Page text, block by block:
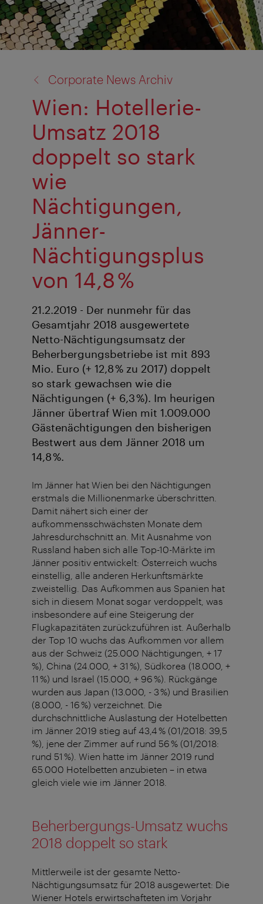
Corporate News Archiv
Wien: Hotellerie-
Umsatz 2018
doppelt so stark
wie
Nächtigungen,
Jänner-
Nächtigungsplus
von 14,8 %
21.2.2019 - Der nunmehr für das
Gesamtjahr 2018 ausgewertete
Netto-Nächtigungsumsatz der
Beherbergungsbetriebe ist mit 893
Mio. Euro (+ 12,8 % zu 2017) doppelt
so stark gewachsen wie die
Nächtigungen (+ 6,3 %). Im heurigen
Jänner übertraf Wien mit 1.009.000
Gästenächtigungen den bisherigen
Bestwert aus dem Jänner 2018 um
14,8 %.
Im Jänner hat Wien bei den Nächtigungen
erstmals die Millionenmarke überschritten.
Damit nähert sich einer der
aufkommensschwächsten Monate dem
Jahresdurchschnitt an. Mit Ausnahme von
Russland haben sich alle Top-10-Märkte im
Jänner positiv entwickelt: Österreich wuchs
einstellig, alle anderen Herkunftsmärkte
zweistellig. Das Aufkommen aus Spanien hat
sich in diesem Monat sogar verdoppelt, was
insbesondere auf eine Steigerung der
Flugkapazitäten zurückzuführen ist. Außerhalb
der Top 10 wuchs das Aufkommen vor allem
aus der Schweiz (25.000 Nächtigungen, + 17
%), China (24.000, + 31 %), Südkorea (18.000, +
11 %) und Israel (15.000, + 96 %). Rückgänge
wurden aus Japan (13.000, - 3 %) und Brasilien
(8.000, - 16 %) verzeichnet. Die
durchschnittliche Auslastung der Hotelbetten
im Jänner 2019 stieg auf 43,4 % (01/2018: 39,5
%), jene der Zimmer auf rund 56 % (01/2018:
rund 51 %). Wien hatte im Jänner 2019 rund
65.000 Hotelbetten anzubieten – in etwa
gleich viele wie im Jänner 2018.
Beherbergungs-Umsatz wuchs
2018 doppelt so stark
Mittlerweile ist der gesamte Netto-
Nächtigungsumsatz für 2018 ausgewertet: Die
Wiener Hotels erwirtschafteten im Vorjahr